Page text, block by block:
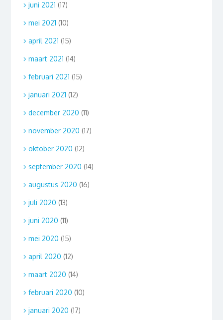
juni 2021 (17)
mei 2021 (10)
april 2021 (15)
maart 2021 (14)
februari 2021 (15)
januari 2021 (12)
december 2020 (11)
november 2020 (17)
oktober 2020 (12)
september 2020 (14)
augustus 2020 (16)
juli 2020 (13)
juni 2020 (11)
mei 2020 (15)
april 2020 (12)
maart 2020 (14)
februari 2020 (10)
januari 2020 (17)